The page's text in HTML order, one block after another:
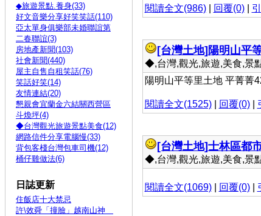
◆旅遊景點.養身(33)
好文音樂分享好笑笑話(110)
亞太單身俱樂部未婚聯誼第
二春聯誼(3)
房地產新聞(103)
社會新聞(440)
屋主自售自租笑話(76)
笑話好笑(14)
友情連結(20)
懇親會宜蘭金六結關西營區
斗煥坪(4)
◆台灣觀光旅遊景點美食(12)
網路信件分享電腦慢(33)
背包客棧台灣包車司機(12)
桶仔雞做法(6)
日誌更新
住飯店十大禁忌
許\效舜「撞臉」越南山神
閱讀全文(986)| 回覆(0)|
[台灣土地] 陽明山平
◆,台灣,觀光,旅遊,美食,景
陽明山平等里土地 平菁菁
閱讀全文(1525)| 回覆(0)|
[台灣土地]士林區都
◆,台灣,觀光,旅遊,美食,景
閱讀全文(1069)| 回覆(0)|